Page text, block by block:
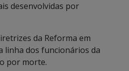
desenvolvidas por
da Reforma em
linha dos funcionários da
por morte.